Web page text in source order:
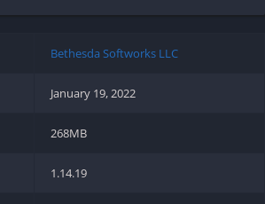
Bethesda Softworks LLC
January 19, 2022
268MB
1.14.19